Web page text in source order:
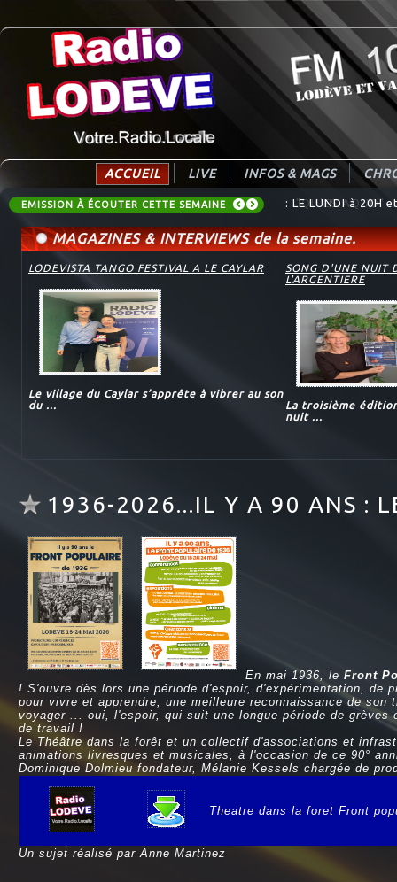
ACCUEIL LIVE INFOS & MAGS
EMISSION À ÉCOUTER CETTE SEMAINE : LE LUNDI à 20H
MAGAZINES & INTERVIEWS de la semaine.
LODEVISTA TANGO FESTIVAL A LE CAYLAR
Le village du Caylar s’apprête à vibrer au son
du ...
SONG D'UNE NUIT
L'ARGENTIERE
La troisième
nuit ...
1936-2026...IL Y A 90 ANS :
En mai 1936, le Front
! S'ouvre dès lors une période d'espoir, d'expérimentation,
pour vivre et apprendre, une meilleure reconnaissance de
voyager ... oui, l'espoir, qui suit une longue période de
de travail !
Le Théâtre dans la forêt et un collectif d'associations et
animations livresques et musicales, à l'occasion de ce 90°
Dominique Dolmieu fondateur, Mélanie Kessels chargée de
Theatre dans la foret Front
Un sujet réalisé par Anne Martinez